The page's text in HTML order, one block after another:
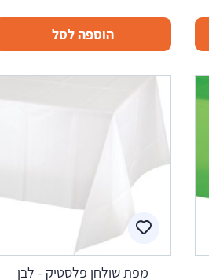
הוספה לסל
מפת שולחן פלסטיק - לבן